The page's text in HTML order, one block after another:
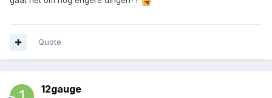
Quote
12gauge